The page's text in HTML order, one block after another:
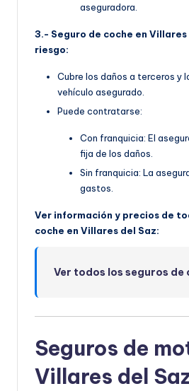
aseguradora.
3.- Seguro de coche en
riesgo:
Cubre los daños a terceros y
vehículo asegurado.
Puede contratarse:
Con franquicia: El
fija de los daños.
Sin franquicia: La
gastos.
Ver información y precios de
coche en Villares del Saz:
Ver todos los seguros de
Seguros de
Villares del